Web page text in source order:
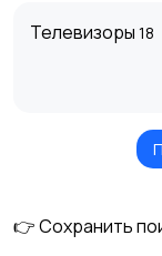
Телевизоры 18
Акустика,
👉 Сохранить